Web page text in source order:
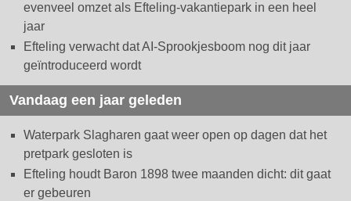
evenveel omzet als Efteling-vakantiepark in een heel
jaar
Efteling verwacht dat AI-Sprookjesboom nog dit jaar
geïntroduceerd wordt
Vandaag een jaar geleden
Waterpark Slagharen gaat weer open op dagen dat het
pretpark gesloten is
Efteling houdt Baron 1898 twee maanden dicht: dit gaat
er gebeuren